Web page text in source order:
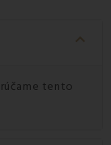
keyboard_arrow_down
tento